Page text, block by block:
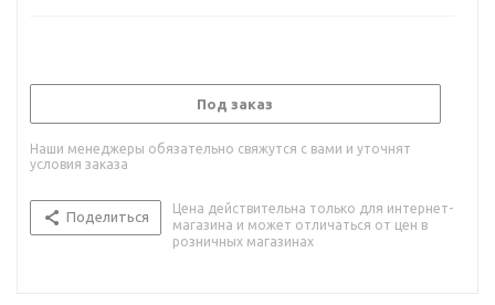
Под заказ
Наши менеджеры обязательно свяжутся с вами и уточнят
условия заказа
Поделиться
Цена действительна только для интернет-
магазина и может отличаться от цен в
розничных магазинах